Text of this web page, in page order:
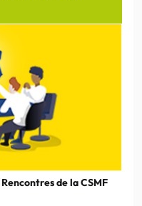
Rencontres de la CSMF